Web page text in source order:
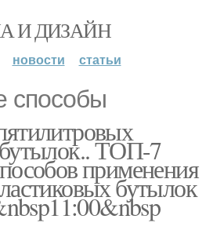
И ДИЗАЙН
новости статьи
способы
ТОП-7
применения
бутылок